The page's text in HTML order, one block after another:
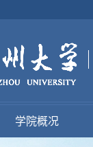
学院概况